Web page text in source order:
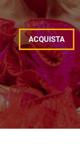
ACQUISTA